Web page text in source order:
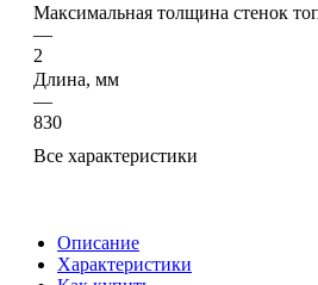
Максимальная толщина стенок
—
2
Длина, мм
—
830
Все характеристики
Описание
Характеристики